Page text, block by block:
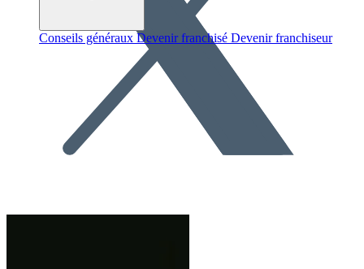
Conseils généraux Devenir franchisé Devenir franchiseur